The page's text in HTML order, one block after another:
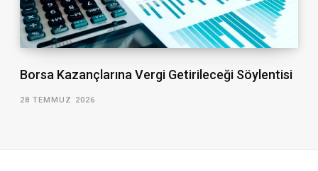
Borsa Kazançlarına Vergi Getirileceği Söylentisi
28 TEMMUZ 2026